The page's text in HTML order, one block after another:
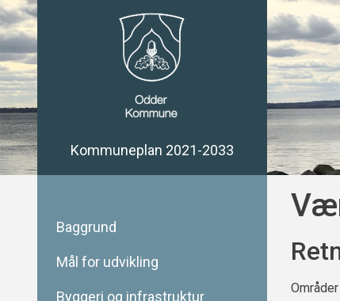
Kommuneplan 2021-2033
Baggrund
Mål for udvikling
Byggeri og infrastruktur